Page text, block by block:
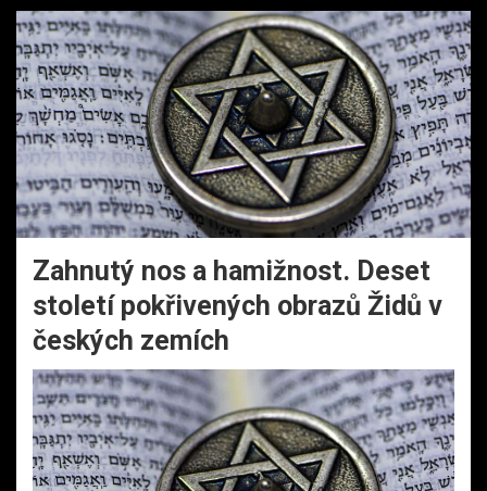
Zahnutý nos a hamižnost. Deset
století pokřivených obrazů Židů v
českých zemích